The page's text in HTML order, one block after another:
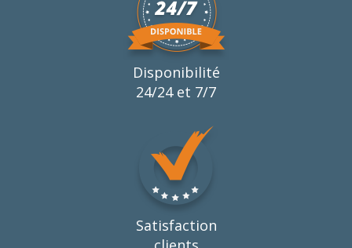
Disponibilité
24/24 et 7/7
Satisfaction